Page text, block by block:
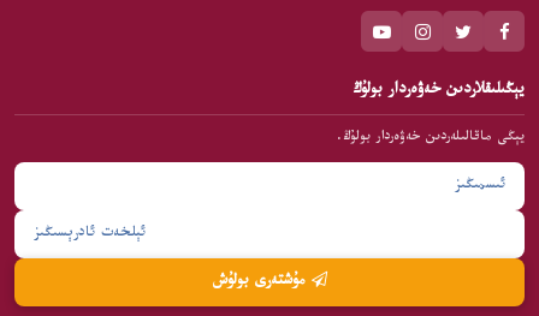
يېڭىلىقلاردىن خەۋەردار بولۇڭ
يېڭى ماقالىلەردىن خەۋەردار بولۇڭ.